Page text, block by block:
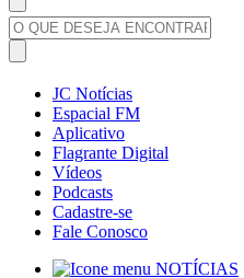
JC Notícias
Espacial FM
Aplicativo
Flagrante Digital
Vídeos
Podcasts
Cadastre-se
Fale Conosco
NOTÍCIAS